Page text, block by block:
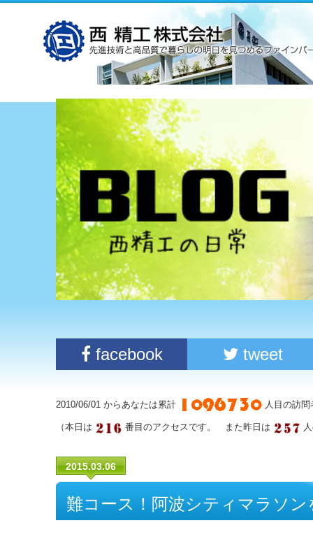
facebook tweet
2010/06/01 からあなたは累計 人目の訪
（本日は 番目のアクセスです。 また昨日は
2015.03.06
難コース！阿波シティマラソ